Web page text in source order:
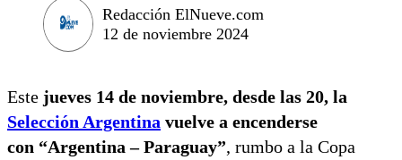
Redacción ElNueve.com
12 de noviembre 2024
Este jueves 14 de noviembre, desde las 20, la
Selección Argentina vuelve a encenderse
con “Argentina – Paraguay”, rumbo a la Copa